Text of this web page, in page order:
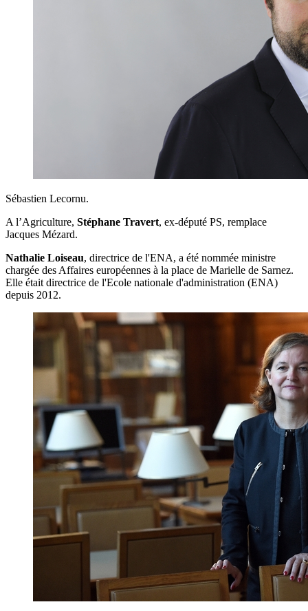
Sébastien Lecornu.
A l’Agriculture, Stéphane Travert, ex-député PS, remplace
Jacques Mézard.
Nathalie Loiseau, directrice de l'ENA, a été nommée ministre
chargée des Affaires européennes à la place de Marielle de Sarnez.
Elle était directrice de l'Ecole nationale d'administration (ENA)
depuis 2012.